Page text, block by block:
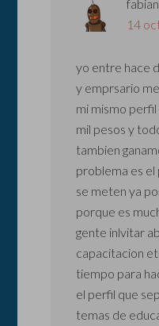
fabian
14
yo entre hace
y emprsario
mi mismo
mil pesos y
tambien
problema es
se meten ya
porque es
gente inlvitar
capacitacion
tiempo para
el perfil que
temas de